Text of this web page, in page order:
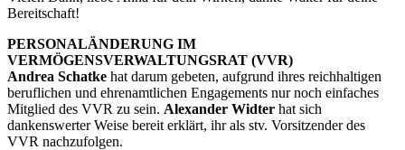
Bereitschaft!
PERSONALÄNDERUNG IM
VERMÖGENSVERWALTUNGSRAT (VVR)
Andrea Schatke hat darum gebeten, aufgrund ihres reichhaltigen
beruflichen und ehrenamtlichen Engagements nur noch einfaches
Mitglied des VVR zu sein. Alexander Widter hat sich
dankenswerter Weise bereit erklärt, ihr als stv. Vorsitzender des
VVR nachzufolgen.